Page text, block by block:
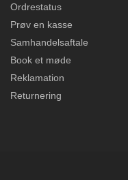
Ordrestatus
Prøv en kasse
Samhandelsaftale
Book et møde
Reklamation
Returnering